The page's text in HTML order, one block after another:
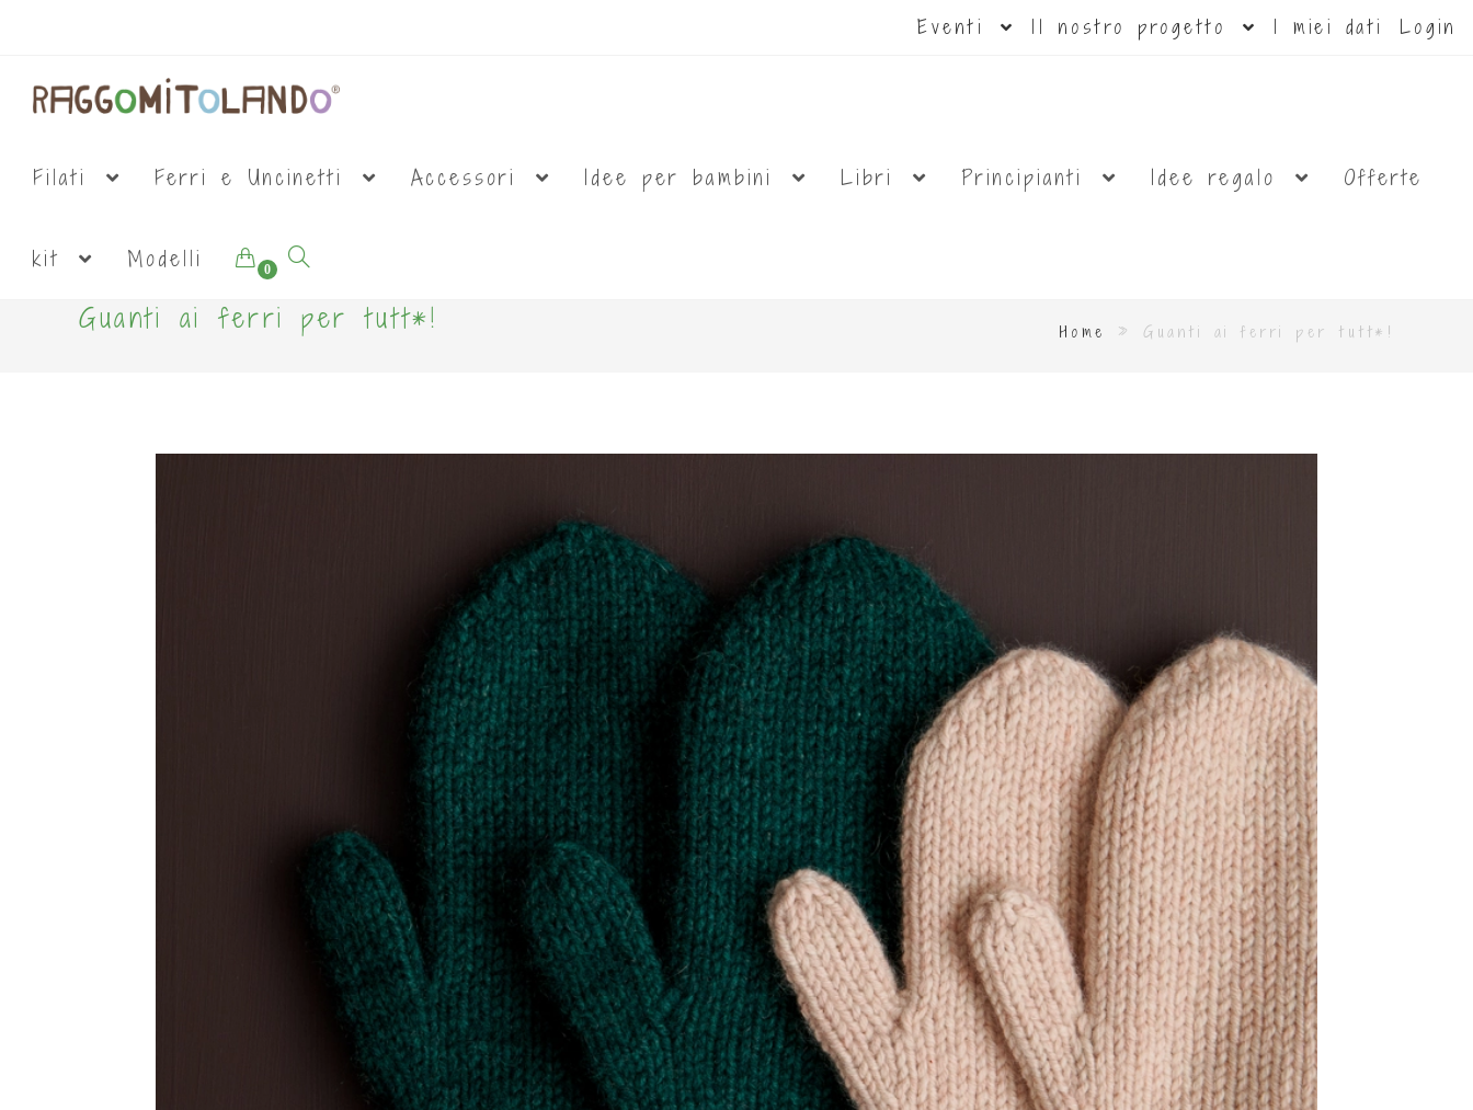
Eventi Il nostro progetto I miei dati Login
Filati Ferri e Uncinetti Accessori Idee per bambini Libri Principianti Idee regalo Offerte
kit Modelli 0
Guanti ai ferri per tutt*! Home » Guanti ai ferri per tutt*!